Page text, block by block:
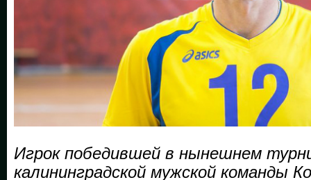
Игрок победившей в нынешнем
калининградской мужской команды